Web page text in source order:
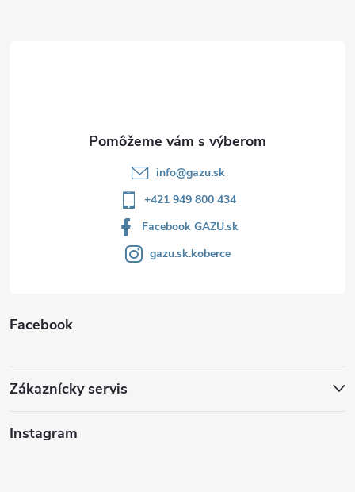
info@gazu.sk
+421 949 800 434
Facebook GAZU.sk
gazu.sk.koberce
Facebook
Zákaznícky servis
Instagram